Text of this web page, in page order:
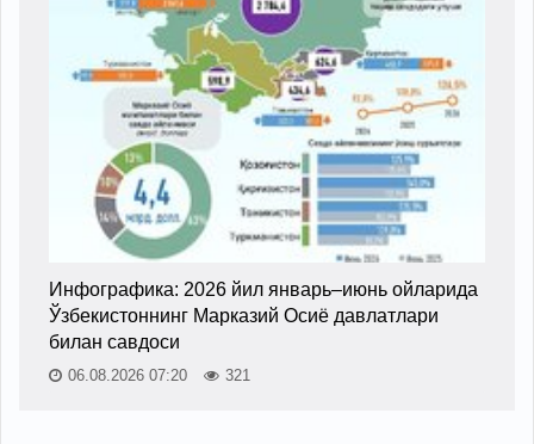
Инфографика: 2026 йил январь–июнь ойларида
Ўзбекистоннинг Марказий Осиё давлатлари
билан савдоси
06.08.2026 07:20 321